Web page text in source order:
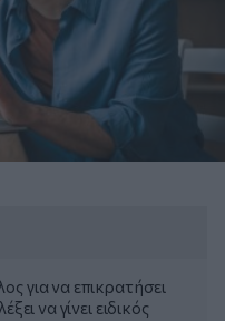
για να επικρατήσει
να γίνει ειδικός